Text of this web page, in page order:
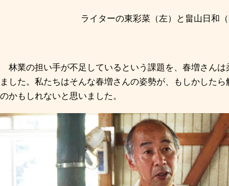
ライターの東彩菜（左）と畠山日和
林業の担い手が不足しているという課題を、春増さんは
ました。私たちはそんな春増さんの姿勢が、もしかした
のかもしれないと思いました。